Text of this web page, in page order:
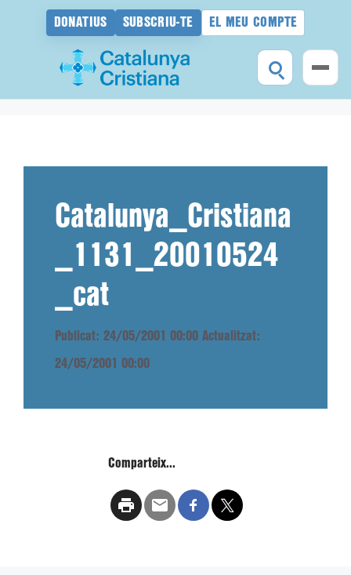
DONATIUS SUBSCRIU-TE EL MEU COMPTE
Catalunya_Cristiana
_1131_20010524
_cat
Publicat: 24/05/2001 00:00 Actualitzat:
24/05/2001 00:00
Comparteix...